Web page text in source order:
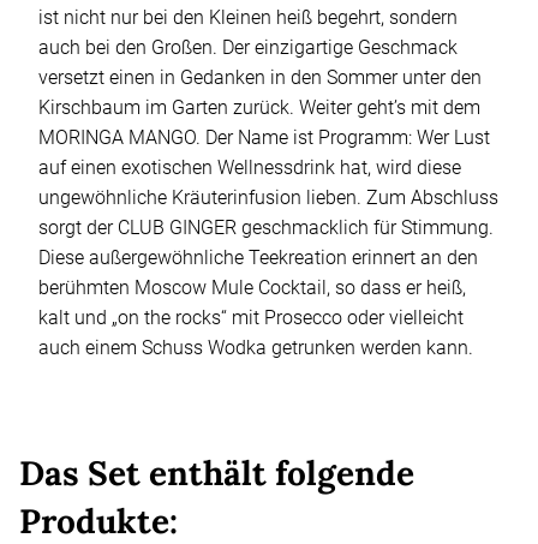
ist nicht nur bei den Kleinen heiß begehrt, sondern
auch bei den Großen. Der einzigartige Geschmack
versetzt einen in Gedanken in den Sommer unter den
Kirschbaum im Garten zurück. Weiter geht’s mit dem
MORINGA MANGO. Der Name ist Programm: Wer Lust
auf einen exotischen Wellnessdrink hat, wird diese
ungewöhnliche Kräuterinfusion lieben. Zum Abschluss
sorgt der CLUB GINGER geschmacklich für Stimmung.
Diese außergewöhnliche Teekreation erinnert an den
berühmten Moscow Mule Cocktail, so dass er heiß,
kalt und „on the rocks“ mit Prosecco oder vielleicht
auch einem Schuss Wodka getrunken werden kann.
Das Set enthält folgende
Produkte: